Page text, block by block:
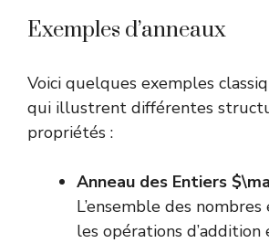
Exemples d’anneaux
Voici quelques exemples
qui illustrent différentes
propriétés :
Anneau des Entiers
L’ensemble des
les opérations d’addition